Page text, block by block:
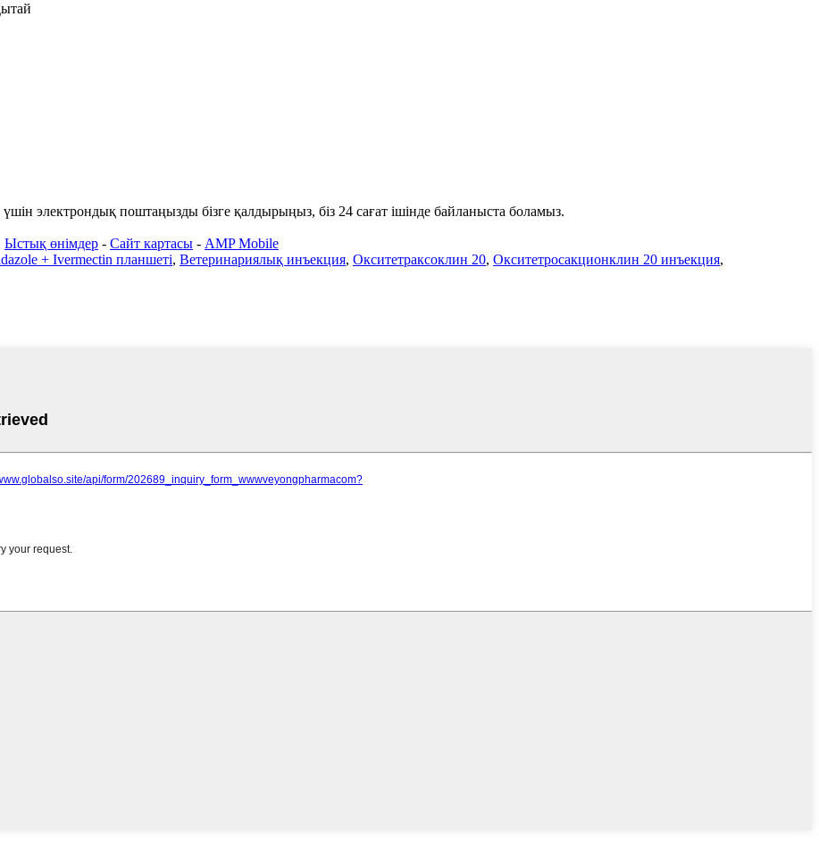
үшін электрондық поштаңызды бізге қалдырыңыз, біз 24 сағат ішінде байланыста боламыз.
Ыстық өнімдер - Сайт картасы - AMP Mobile
+ Ivermectin планшеті, Ветеринариялық инъекция, Окситетраксоклин 20, Окситетросакционклин 20 инъекция,